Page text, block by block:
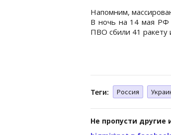
Напомним,
В ночь на 14 мая РФ
ПВО сбили 41 ракету
Теги: Россия
Не пропусти